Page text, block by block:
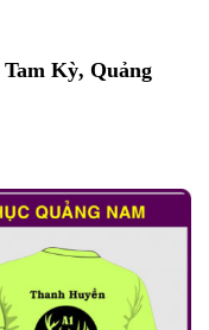
Kỳ, Quảng